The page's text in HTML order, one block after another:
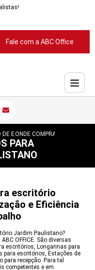
Fale com a ABC Office
DE ESCRITORIOS
ONDE COMPRAR ARQUIVOS
PARA
escritório
e Eficiência
Jardim Paulistano?
OFFICE. São diversas
escritórios, Longarinas para
para escritórios, Estações de
recepção. Para tal
competentes e em